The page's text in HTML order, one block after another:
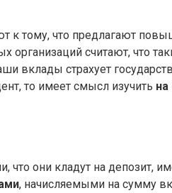
к тому, что предлагают
организаций считают, что
вклады страхует
то имеет смысл изучить на
они кладут на депозит,
, начисляемыми на сумму